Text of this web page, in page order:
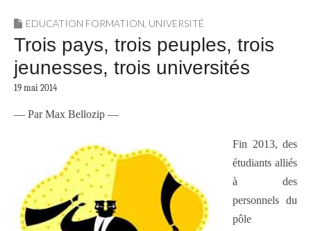
EDUCATION FORMATION, UNIVERSITÉ
Trois pays, trois peuples, trois
jeunesses, trois universités
19 mai 2014
— Par Max Bellozip —
Fin 2013, des
étudiants alliés
à des
personnels du
pôle